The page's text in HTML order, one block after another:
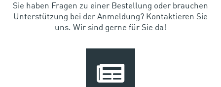
Sie haben Fragen zu einer Bestellung oder brauchen
Unterstützung bei der Anmeldung? Kontaktieren Sie
uns. Wir sind gerne für Sie da!